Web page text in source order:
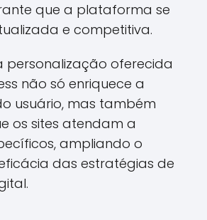
que a plataforma se
e competitiva.
personalização oferecida
não só enriquece a
usuário, mas também
os sites atendam a
ampliando o
das estratégias de